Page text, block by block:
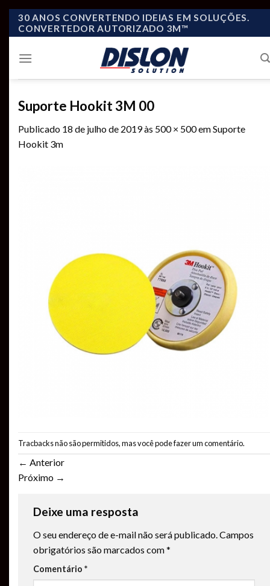
Skip
30 ANOS CONVERTENDO IDEIAS EM SOLUÇÕES.
CONVERTEDOR AUTORIZADO 3M™
Suporte Hookit 3M 00
Publicado 18 de julho de 2019às 500 × 500emSuporte
Hookit 3m
Tracbacks não são permitidos, mas você podefazer um comentário.
← Anterior
Próximo →
Deixe uma resposta
O seu endereço de e-mail não será publicado.Campos
obrigatórios são marcados com*
Comentário *